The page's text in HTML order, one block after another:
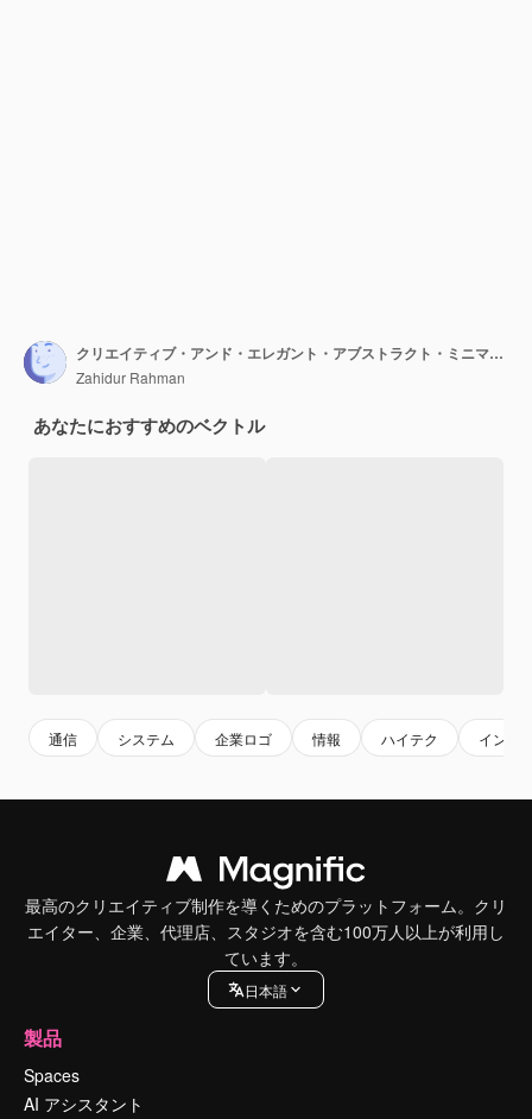
クリエイティブ・アンド・エレガント・アブストラクト・ミニマリスト・ロゴ・デザイン・ベクトル (Vector for any Brand Company)
Zahidur Rahman
あなたにおすすめのベクトル
通信 システム 企業ロゴ 情報 ハイテク インタ
最高のクリエイティブ制作を導くためのプラットフォーム。クリ
エイター、企業、代理店、スタジオを含む100万人以上が利用し
ています。
日本語
製品
Spaces
AI アシスタント